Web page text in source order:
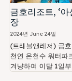
금호리조트, ‘
장
2024년 June 24일
(트래블앤레저) 금
천연 온천수 워터파
겨냥하여 이달 1일부